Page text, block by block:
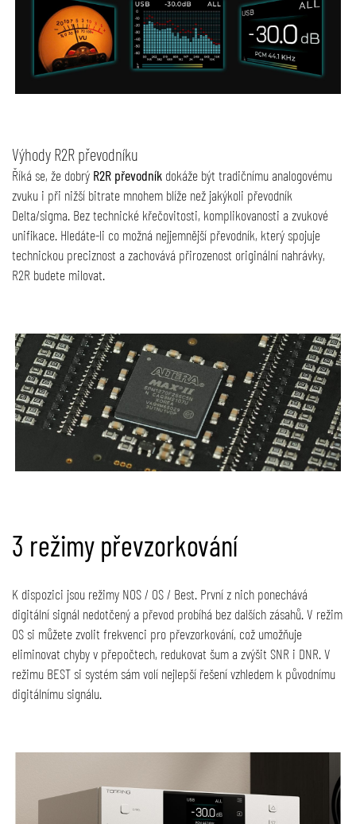
Výhody R2R převodníku
Říká se, že dobrý R2R převodníkdokáže být tradičnímu analogovému
zvuku i při nižší bitrate mnohem blíže než jakýkoli převodník
Delta/sigma. Bez technické křečovitosti, komplikovanosti a zvukové
unifikace. Hledáte-li co možná nejjemnější převodník, který spojuje
technickou preciznost a zachovává přirozenost originální nahrávky,
R2R budete milovat.
3 režimy převzorkování
K dispozici jsou režimy NOS / OS / Best. První z nich ponechává
digitální signál nedotčený a převod probíhá bez dalších zásahů. V režim
OS si můžete zvolit frekvenci pro převzorkování, což umožňuje
eliminovat chyby v přepočtech, redukovat šum a zvýšit SNR i DNR. V
režimu BEST si systém sám volí nejlepší řešení vzhledem k původnímu
digitálnímu signálu.